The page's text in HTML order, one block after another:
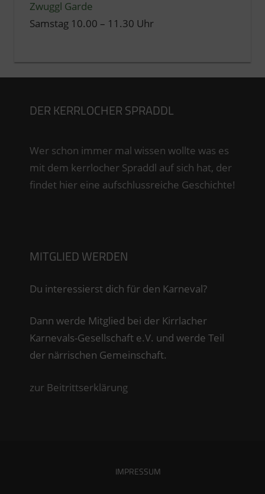
Zwuggl Garde
Samstag 10.00 – 11.30 Uhr
DER KERRLOCHER SPRADDL
Wer schon immer mal wissen wollte was es
mit dem kerrlocher Spraddl auf sich hat, der
findet hier eine aufschlussreiche Geschichte!
MITGLIED WERDEN
Du interessierst dich für den Karneval?
Dann werde Mitglied bei der Kirrlacher
Karnevals-Gesellschaft e.V. und werde Teil
der närrischen Gemeinschaft.
zur Beitrittserklärung
IMPRESSUM